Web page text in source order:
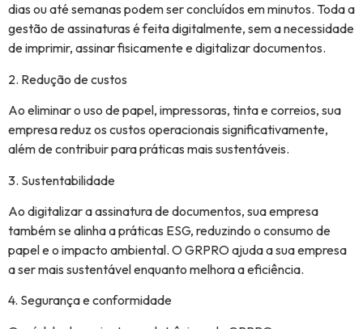
dias ou até semanas podem ser concluídos em minutos. Toda a
gestão de assinaturas é feita digitalmente, sem a necessidade
de imprimir, assinar fisicamente e digitalizar documentos.
2. Redução de custos
Ao eliminar o uso de papel, impressoras, tinta e correios, sua
empresa reduz os custos operacionais significativamente,
além de contribuir para práticas mais sustentáveis.
3. Sustentabilidade
Ao digitalizar a assinatura de documentos, sua empresa
também se alinha a práticas ESG, reduzindo o consumo de
papel e o impacto ambiental. O GRPRO ajuda a sua empresa
a ser mais sustentável enquanto melhora a eficiência.
4. Segurança e conformidade